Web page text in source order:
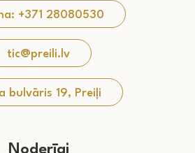
+371 28080530
tic@preili.lv
bulvāris 19, Preiļi
Noderīgi